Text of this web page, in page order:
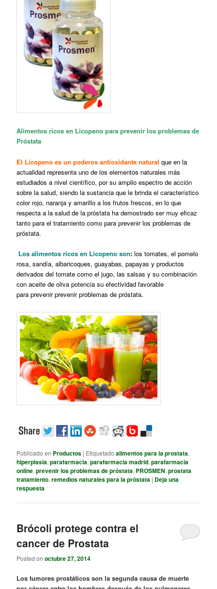
Alimentos ricos en Licopeno para prevenir los problemas de
Próstata
El Licopeno es un poderos antioxidante natural que en la
actualidad representa uno de los elementos naturales más
estudiados a nivel científico, por su amplio espectro de acción
sobre la salud, siendo la sustancia que le brinda el característico
color rojo, naranja y amarillo a los frutos frescos, en lo que
respecta a la salud de la próstata ha demostrado ser muy eficaz
tanto para el tratamiento como para prevenir los problemas de
próstata.
Los alimentos ricos en Licopeno son:los tomates, el pomelo
rosa, sandía, albaricoques, guayabas, papayas y productos
derivados del tomate como el jugo, las salsas y su combinación
con aceite de oliva potencia su efectividad favorable
para prevenir prevenir problemas de próstata.
Publicado en Productos | Etiquetado alimentos para la prostata,
hiperplasia,parafarmacia,parafarmacia madrid,parafarmacia
online,prevenir los problemas de próstata, PROSMEN,prostata
tratamiento,remedios naturales para la próstata | Deja una
respuesta
Brócoli protege contra el
cancer de Prostata
Posted onoctubre 27, 2014
Los tumores prostáticos son la segunda causa de muerte